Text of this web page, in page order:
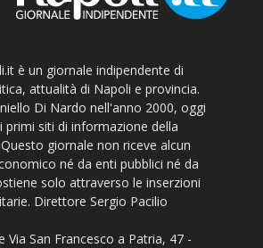
è un giornale indipendente di
attualità di Napoli e provincia.
Di Nardo nell'anno 2000, oggi
primi siti di informazione della
giornale non riceve alcun
né da enti pubblici né da
solo attraverso le inserzioni
Direttore Sergio Pacilio
Via San Francesco a Patria, 47 -